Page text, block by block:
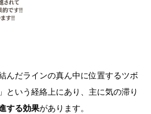
んだラインの真ん中に位置するツボ
という経絡上にあり、主に気の滞り
する効果があります。